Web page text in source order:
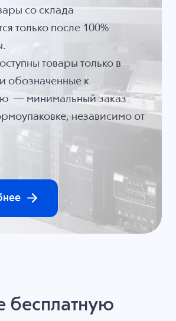
со склада
только после 100%
товары только в
обозначенные к
— минимальный заказ
независимо от
бесплатную